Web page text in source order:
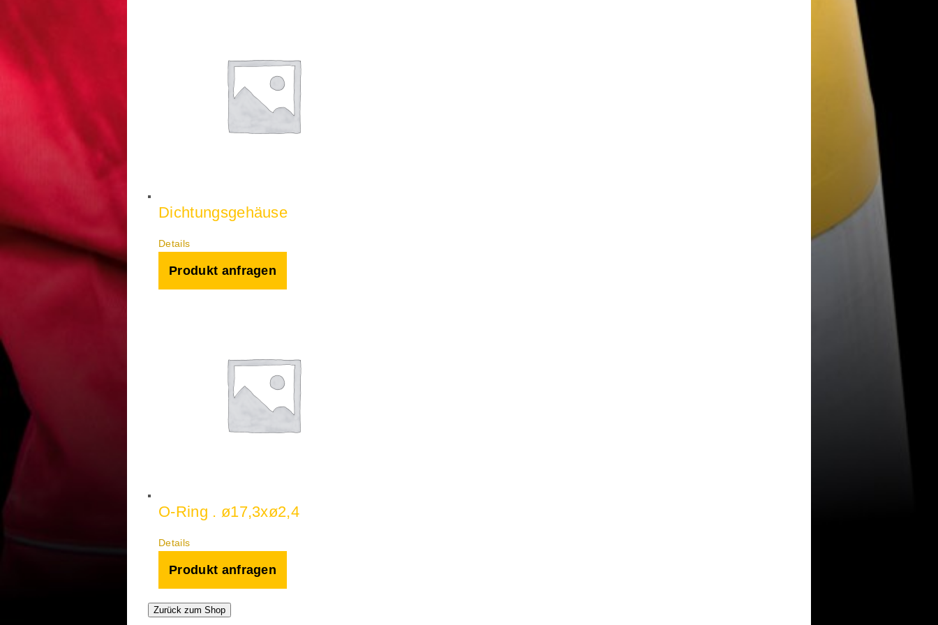
Dichtungsgehäuse
Details
Produkt anfragen
O-Ring . ø17,3xø2,4
Details
Produkt anfragen
Zurück zum Shop